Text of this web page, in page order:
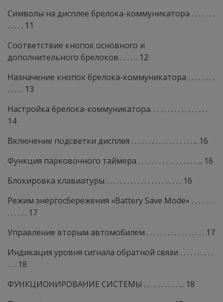
Символы на дисплее брелока-коммуникатора . . . . . . .
. . . . . 11
Соответствие кнопок основного и
дополнительного брелоков . . . . .. 12
Назначение кнопок брелока-коммуникатора . . . . . . . .
. . . . . 13
Настройка брелока-коммуникатора. . . . . . . . . . . . . . . . .
14
Включение подсветки дисплея . . . . . . . . . . . . . . . . . . .. 16
Функция парковочного таймера . . . . . . . . . . . . . . . . . ... 16
Блокировка клавиатуры . . . . . . . . . . . . . . . . . . . . . . 16
Режим энергосбережения «Battery Save Mode» . . . . . . .
. . . . . . 17
Управление вторым автомобилем . . . . . . . . . . . . . . . . . 17
Индикация уровня сигнала обратной связи . . . . . . . . . .
. . . 18
ФУНКЦИОНИРОВАНИЕ СИСТЕМЫ . . . . . . . . . . ... 18